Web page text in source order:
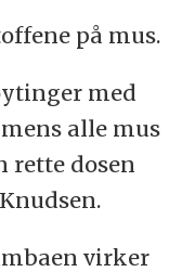
på mus.
med
alle mus
rette dosen
virker